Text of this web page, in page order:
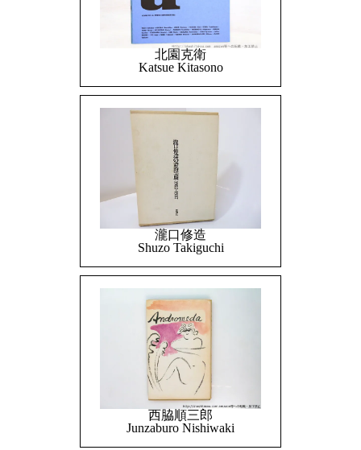
北園克衛
Katsue Kitasono
瀧口修造
Shuzo Takiguchi
西脇順三郎
Junzaburo Nishiwaki